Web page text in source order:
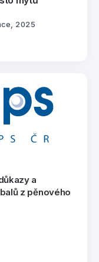
2025
a
z pěnového